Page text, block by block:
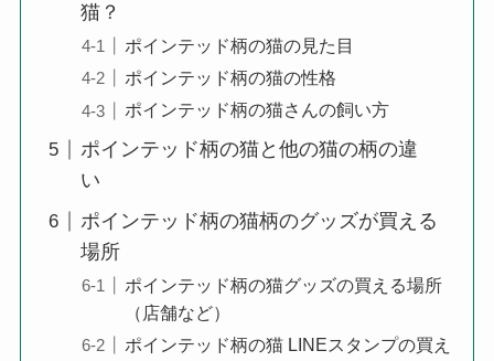
猫？
ポインテッド柄の猫の見た目
ポインテッド柄の猫の性格
ポインテッド柄の猫さんの飼い方
ポインテッド柄の猫と他の猫の柄の違
い
ポインテッド柄の猫柄のグッズが買える
場所
ポインテッド柄の猫グッズの買える場所
（店舗など）
ポインテッド柄の猫 LINEスタンプの買え